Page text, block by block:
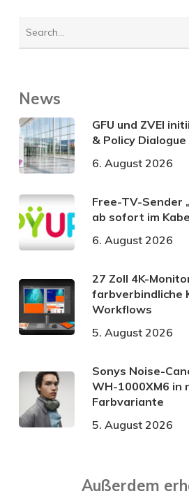
News
GFU und ZVEI
& Policy Dialogue
6. August 2026
Free-TV-Sender
ab sofort im
6. August 2026
27 Zoll 4K-
farbverbindliche
Workflows
5. August 2026
Sonys Noise-
WH-1000XM6 in
Farbvariante
5. August 2026
Außerdem